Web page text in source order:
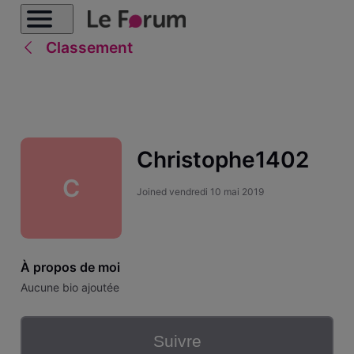
Classement
C
Christophe1402
Joined vendredi 10 mai 2019
À propos de moi
Aucune bio ajoutée
Suivre